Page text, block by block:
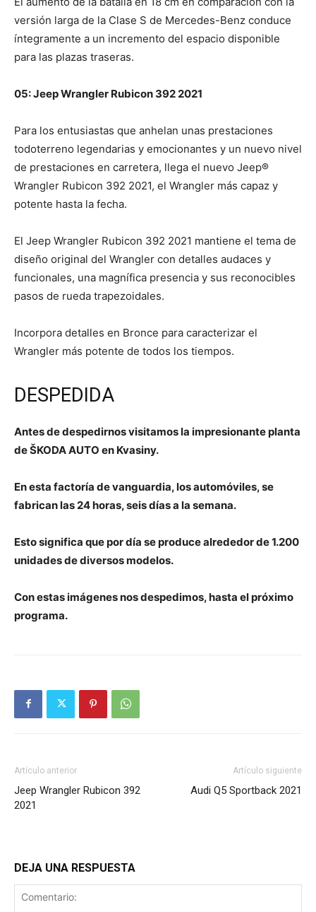
versión larga de la Clase S de Mercedes-Benz conduce
íntegramente a un incremento del espacio disponible
para las plazas traseras.
05: Jeep Wrangler Rubicon 392 2021
Para los entusiastas que anhelan unas prestaciones
todoterreno legendarias y emocionantes y un nuevo nivel
de prestaciones en carretera, llega el nuevo Jeep®
Wrangler Rubicon 392 2021, el Wrangler más capaz y
potente hasta la fecha.
El Jeep Wrangler Rubicon 392 2021 mantiene el tema de
diseño original del Wrangler con detalles audaces y
funcionales, una magnífica presencia y sus reconocibles
pasos de rueda trapezoidales.
Incorpora detalles en Bronce para caracterizar el
Wrangler más potente de todos los tiempos.
DESPEDIDA
Antes de despedirnos visitamos la impresionante planta
de ŠKODA AUTO en Kvasiny.
En esta factoría de vanguardia, los automóviles, se
fabrican las 24 horas, seis días a la semana.
Esto significa que por día se produce alrededor de 1.200
unidades de diversos modelos.
Con estas imágenes nos despedimos, hasta el próximo
programa.
Artículo anterior
Jeep Wrangler Rubicon 392
2021
Artículo siguiente
Audi Q5 Sportback 2021
DEJA UNA RESPUESTA